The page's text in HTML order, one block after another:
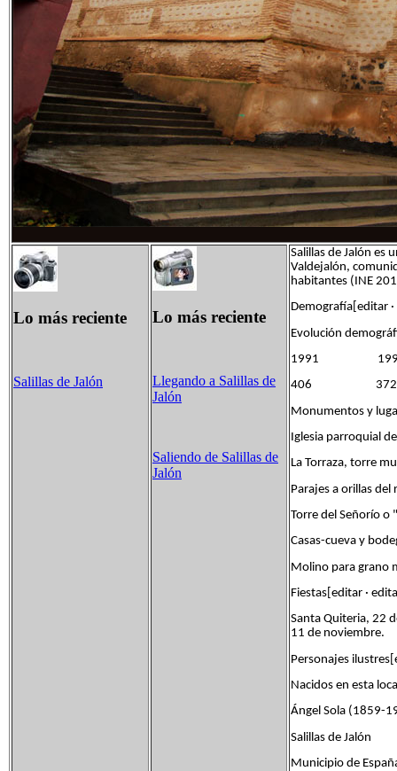
Lo más reciente
Salillas de Jalón
Lo más reciente
Llegando a Salillas de
Jalón
Saliendo de Salillas de
Jalón
Salillas de Jalón es
Valdejalón,
habitantes (INE
Demografía[editar
Evolución
1991
406
Monumentos y
Iglesia parroquial
La Torraza, torre
Parajes a orillas del
Torre del Señorío o
Casas-cueva y
Molino para grano
Fiestas[editar ·
Santa Quiteria, 22
11 de noviembre.
Personajes
Nacidos en esta
Ángel Sola (1859-
Salillas de Jalón
Municipio de